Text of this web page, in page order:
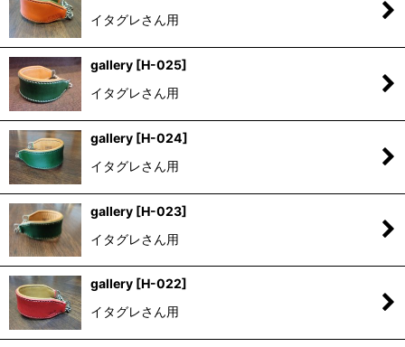
イタグレさん用
gallery [H-025]
イタグレさん用
gallery [H-024]
イタグレさん用
gallery [H-023]
イタグレさん用
gallery [H-022]
イタグレさん用